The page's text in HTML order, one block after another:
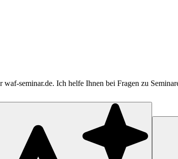
seminar.de. Ich helfe Ihnen bei Fragen zu